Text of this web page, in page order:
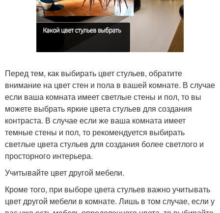
Перед тем, как выбирать цвет стульев, обратите
внимание на цвет стен и пола в вашей комнате. В случае
если ваша комната имеет светлые стены и пол, то вы
можете выбрать яркие цвета стульев для создания
контраста. В случае если же ваша комната имеет
темные стены и пол, то рекомендуется выбирать
светлые цвета стульев для создания более светлого и
просторного интерьера.
Учитывайте цвет другой мебели.
Кроме того, при выборе цвета стульев важно учитывать
цвет другой мебели в комнате. Лишь в том случае, если у